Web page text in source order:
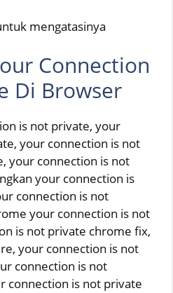
mengatasinya
Connection
Di Browser
is not private, your
your connection is not
your connection is not
your connection is
connection is not
your connection is not
is not private chrome fix,
your connection is not
connection is not
connection is not private